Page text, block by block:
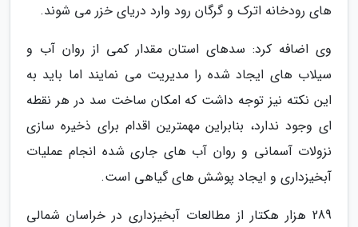
های رودخانه اترک و گرگان رود وارد دریای خزر می شوند.
وی اضافه کرد: سدهای استان مقدار کمی از روان آب و
سیلاب های ایجاد شده را مدیریت می نمایند اما باید به
این نکته نیز توجه داشت که امکان ساخت سد در هر نقطه
ای وجود ندارد، بنابراین مهمترین اقدام برای ذخیره سازی
نزولات آسمانی و روان آب های جاری شده انجام عملیات
آبخیزداری و ایجاد پوشش های گیاهی است.
289 هزار هکتار از مطالعات آبخیزداری در خراسان شمالی